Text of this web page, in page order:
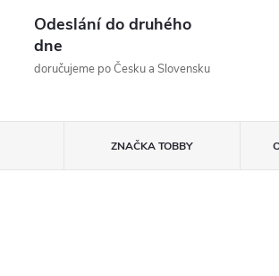
Odeslání do druhého
dne
doručujeme po Česku a Slovensku
ZNAČKATOBBY